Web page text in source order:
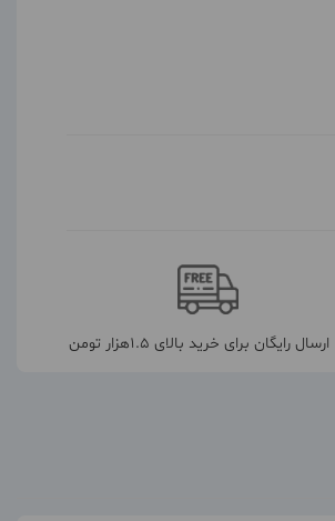
ارسال رایگان برای خرید بالای 1.5هزار تومن